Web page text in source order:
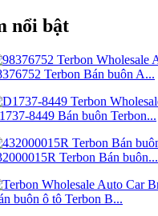
nổi bật
Terbon Bán buôn A...
8449 Bán buôn Terbon...
Terbon Bán buôn...
buôn ô tô Terbon B...